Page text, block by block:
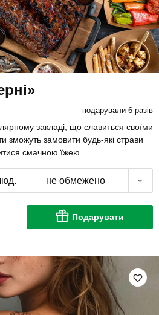
подарували 6 разів
закладі, що славиться своїми
зможуть замовити будь-які страви
смачною їжею.
не обмежено
Подарувати